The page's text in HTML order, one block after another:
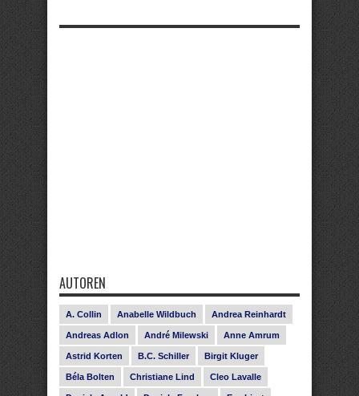
AUTOREN
A. Collin Anabelle Wildbuch Andrea Reinhardt
Andreas Adlon André Milewski Anne Amrum
Astrid Korten B.C. Schiller Birgit Kluger
Béla Bolten Christiane Lind Cleo Lavalle